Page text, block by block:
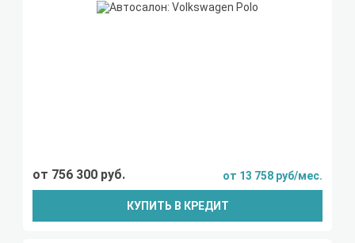
от 756 300 руб. от 13 758 руб/мес.
КУПИТЬ В КРЕДИТ